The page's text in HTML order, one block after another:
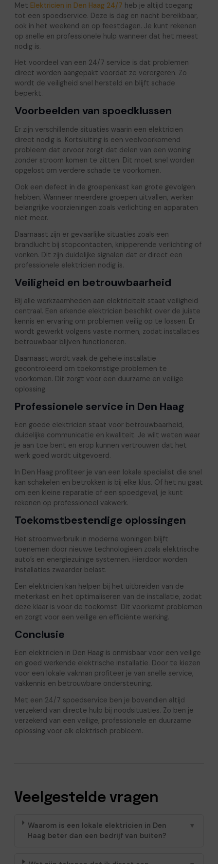
Met Elektricien in Den Haag 24/7 heb je altijd toegang
tot een spoedservice. Deze is dag en nacht bereikbaar,
ook in het weekend en op feestdagen. Je kunt rekenen
op snelle en professionele hulp wanneer dat het meest
nodig is.
Het voordeel van een 24/7 service is dat problemen
direct worden aangepakt voordat ze verergeren. Zo
wordt de veiligheid snel hersteld en blijft schade
beperkt.
Voorbeelden van spoedklussen
Er zijn verschillende situaties waarin een elektricien
direct nodig is. Kortsluiting is een veelvoorkomend
probleem dat ervoor zorgt dat delen van een woning
zonder stroom komen te zitten. Dit moet snel worden
opgelost om verdere schade te voorkomen.
Ook een defect in de groepenkast kan grote gevolgen
hebben. Wanneer meerdere groepen uitvallen, werken
belangrijke voorzieningen zoals verlichting en apparaten
niet meer.
Daarnaast zijn er gevaarlijke situaties zoals een
brandlucht bij stopcontacten, knipperende verlichting of
vonken. Dit zijn duidelijke signalen dat er direct een
professionele elektricien nodig is.
Veiligheid en betrouwbaarheid
Bij alle werkzaamheden aan elektriciteit staat veiligheid
centraal. Een erkende elektricien beschikt over de juiste
kennis en ervaring om problemen veilig op te lossen. Er
wordt gewerkt volgens vaste normen, zodat installaties
betrouwbaar blijven functioneren.
Daarnaast wordt vaak de gehele installatie
gecontroleerd om toekomstige problemen te
voorkomen. Dit zorgt voor een duurzame en veilige
oplossing.
Professionele service in Den Haag
Een goede elektricien staat voor betrouwbaarheid,
duidelijke communicatie en kwaliteit. Je wilt weten waar
je aan toe bent en erop kunnen vertrouwen dat het
werk goed wordt uitgevoerd.
In Den Haag profiteer je van een lokale specialist die snel
kan schakelen en betrokken is bij elke klus. Of het nu gaat
om een kleine reparatie of een spoedgeval, je kunt
rekenen op professioneel vakwerk.
Toekomstbestendige oplossingen
Het stroomverbruik in moderne woningen blijft
toenemen door nieuwe technologieën zoals elektrische
auto’s en energiezuinige systemen. Hierdoor worden
installaties zwaarder belast.
Een elektricien kan helpen bij het uitbreiden van de
meterkast en het optimaliseren van de installatie, zodat
deze klaar is voor de toekomst. Dit voorkomt problemen
en zorgt voor een veilige en efficiënte werking.
Conclusie
Een elektricien in Den Haag is onmisbaar voor een veilige
en goed werkende elektrische installatie. Door te kiezen
voor een lokale vakman profiteer je van snelle service,
vakkennis en betrouwbare ondersteuning.
Met een 24/7 spoedservice ben je bovendien altijd
verzekerd van directe hulp bij noodsituaties. Zo ben je
verzekerd van een veilige, professionele en duurzame
oplossing voor elk elektrisch probleem.
Veelgestelde vragen
Waarom is een lokale elektricien in Den
Haag beter dan een bedrijf van buiten?
▼